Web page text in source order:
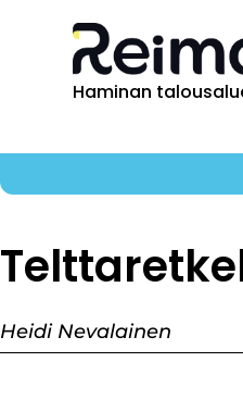
Haminan
Heidi Nevalainen